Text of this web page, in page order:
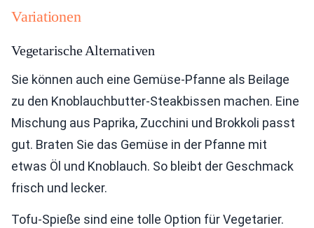
Variationen
Vegetarische Alternativen
Sie können auch eine Gemüse-Pfanne als Beilage
zu den Knoblauchbutter-Steakbissen machen. Eine
Mischung aus Paprika, Zucchini und Brokkoli passt
gut. Braten Sie das Gemüse in der Pfanne mit
etwas Öl und Knoblauch. So bleibt der Geschmack
frisch und lecker.
Tofu-Spieße sind eine tolle Option für Vegetarier.